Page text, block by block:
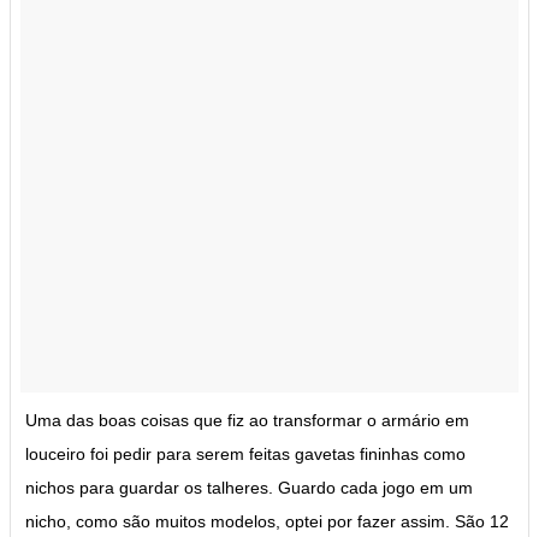
Uma das boas coisas que fiz ao transformar o armário em
louceiro foi pedir para serem feitas gavetas fininhas como
nichos para guardar os talheres. Guardo cada jogo em um
nicho, como são muitos modelos, optei por fazer assim. São 12